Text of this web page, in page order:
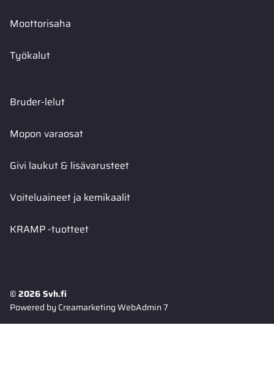
Moottorisaha
Työkalut
Bruder-lelut
Mopon varaosat
Givi laukut & lisävarusteet
Voiteluaineet ja kemikaalit
KRAMP -tuotteet
© 2026 Svh.fi
Powered byCreamarketing WebAdmin 7